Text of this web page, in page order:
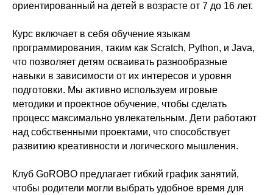
ориентированный на детей в возрасте от 7 до 16 лет.
Курс включает в себя обучение языкам
программирования, таким как Scratch, Python, и Java,
что позволяет детям осваивать разнообразные
навыки в зависимости от их интересов и уровня
подготовки. Мы активно используем игровые
методики и проектное обучение, чтобы сделать
процесс максимально увлекательным. Дети работают
над собственными проектами, что способствует
развитию креативности и логического мышления.
Клуб GoROBO предлагает гибкий график занятий,
чтобы родители могли выбрать удобное время для